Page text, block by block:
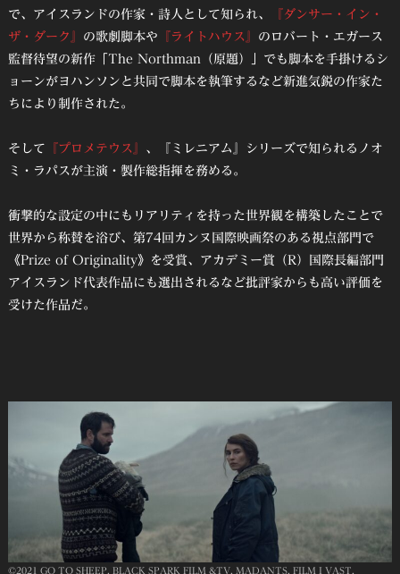
で、アイスランドの作家・詩人として知られ、
『ダンサー・イン・
ザ・ダーク』 の歌劇脚本や 『ライトハウス』 のロバート・エガース
監督待望の新作「The Northman（原題）」でも脚本を手掛けるシ
ョーンがヨハンソンと共同で脚本を執筆するなど新進気鋭の作家た
ちにより制作された。
そして 『プロメテウス』 、『ミレニアム』シリーズで知られるノオ
ミ・ラパスが主演・製作総指揮を務める。
衝撃的な設定の中にもリアリティを持った世界観を構築したことで
世界から称賛を浴び、第74回カンヌ国際映画祭のある視点部門で
《Prize of Originality》を受賞、アカデミー賞（R）国際長編部門
アイスランド代表作品にも選出されるなど批評家からも高い評価を
受けた作品だ。
©︎2021 GO TO SHEEP, BLACK SPARK FILM &TV, MADANTS, FILM I VAST,